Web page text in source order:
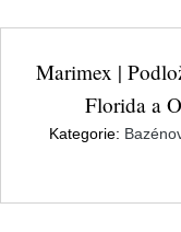
Marimex |
Florida a
Kategorie: